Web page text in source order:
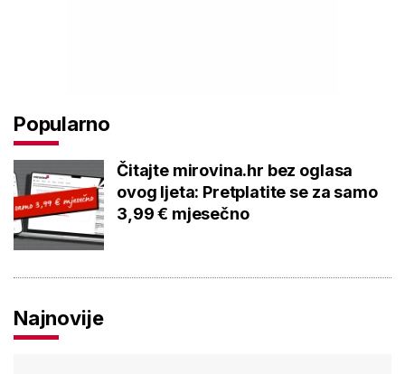
Popularno
Čitajte mirovina.hr bez oglasa
ovog ljeta: Pretplatite se za samo
3,99 € mjesečno
Najnovije